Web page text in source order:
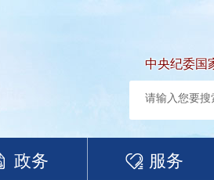
中央纪委国
政务 服务